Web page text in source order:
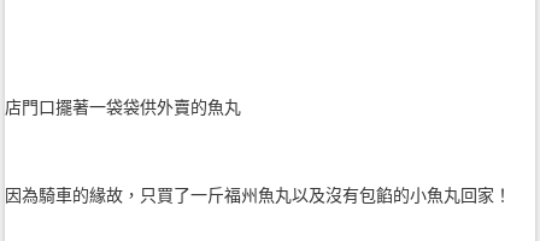
店門口擺著一袋袋供外賣的魚丸
因為騎車的緣故，只買了一斤福州魚丸以及沒有包餡的小魚丸回家！